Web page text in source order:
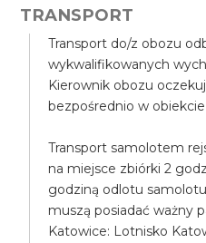
TRANSPORT
Transport do/z obozu
wykwalifikowanych
Kierownik obozu
bezpośrednio w
Transport samolotem
na miejsce zbiórki 2
godziną odlotu
muszą posiadać ważny
Katowice: Lotnisko